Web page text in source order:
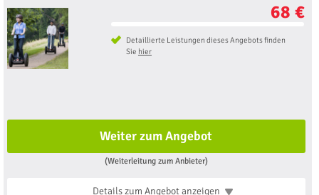
68 €
Detaillierte Leistungen dieses Angebots finden
Sie hier
Weiter zum Angebot
(Weiterleitung zum Anbieter)
Details zum Angebotanzeigen